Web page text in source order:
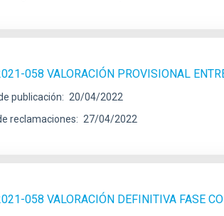
058 VALORACIÓN PROVISIONAL
publicación
20/04/2022
reclamaciones
27/04/2022
058 VALORACIÓN DEFINITIVA FASE